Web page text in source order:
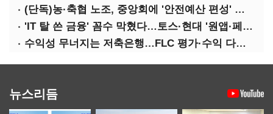
(단독)농·축협 노조, 중앙회에 '안전예산 편성' 요구
'IT 탈 쓴 금융' 꼼수 막혔다…토스·현대 '원앱·페이' 전략 수정 불가피
수익성 무너지는 저축은행…FLC 평가·수익 다변화 시급
뉴스리듬